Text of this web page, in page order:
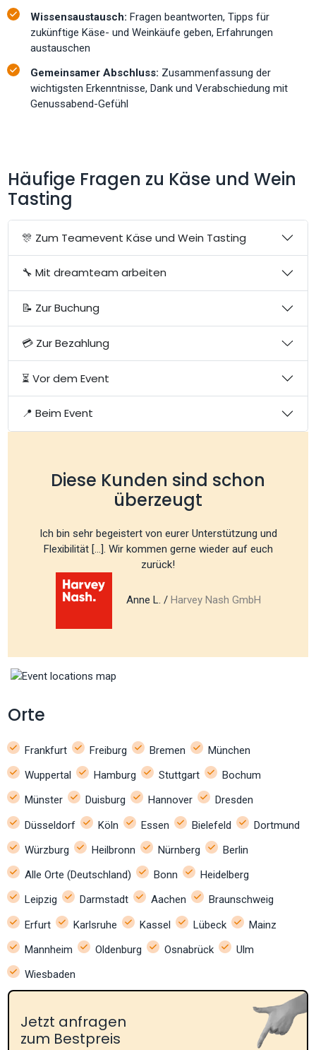
Wissensaustausch: Fragen beantworten, Tipps für
zukünftige Käse- und Weinkäufe geben, Erfahrungen
austauschen
Gemeinsamer Abschluss: Zusammenfassung der
wichtigsten Erkenntnisse, Dank und Verabschiedung mit
Genussabend-Gefühl
Häufige Fragen zu Käse und Wein
Tasting
🎊 Zum Teamevent Käse und Wein Tasting
🔧 Mit dreamteam arbeiten
📝 Zur Buchung
💳 Zur Bezahlung
⏳ Vor dem Event
📍 Beim Event
Diese Kunden sind schon
überzeugt
Ich bin sehr begeistert von eurer Unterstützung und
Flexibilität [...]. Wir kommen gerne wieder auf euch
zurück!
Anne L. / Harvey Nash GmbH
Orte
Frankfurt Freiburg Bremen
München
Wuppertal
Hamburg Stuttgart
Bochum
Münster
Duisburg Hannover
Dresden
Düsseldorf
Köln Essen Bielefeld
Dortmund
Würzburg
Heilbronn Nürnberg
Berlin
Alle Orte (Deutschland)
Bonn
Heidelberg
Leipzig
Darmstadt Aachen
Braunschweig
Erfurt
Karlsruhe Kassel Lübeck
Mainz
Mannheim
Oldenburg Osnabrück
Ulm
Wiesbaden
Jetzt anfragen
zum Bestpreis